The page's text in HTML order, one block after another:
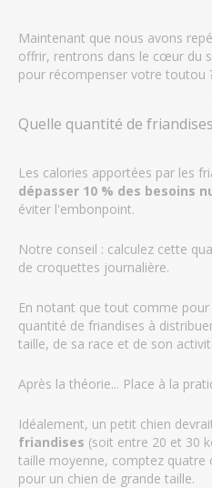
Maintenant que nous avons
offrir, rentrons dans le cœur du
pour récompenser votre toutou
Quelle quantité de
Les calories apportées par les
dépasser 10 % des besoins
éviter l'embonpoint.
Notre conseil : calculez cette
de croquettes journalière.
En notant que tout comme
quantité de friandises à
taille, de sa race et de son
Après la théorie... Place à la
Idéalement, un petit chien
friandises (soit entre 20 et 30
taille moyenne, comptez quatre
pour un chien de grande taille.